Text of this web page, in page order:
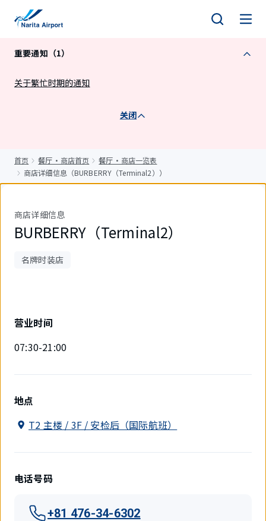
重要通知（1）
关于繁忙时期的通知
关闭
首页 餐厅・商店首页
餐厅・商店一览表
商店详细信息（BURBERRY（Terminal2））
商店详细信息
BURBERRY（Terminal2）
名牌时装店
营业时间
07:30-21:00
地点
T2 主楼 / 3F / 安检后（国际航班）
电话号码
+81 476-34-6302